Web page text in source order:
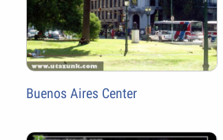
Buenos Aires Center